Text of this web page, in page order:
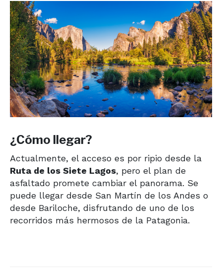
¿Cómo llegar?
Actualmente, el acceso es por ripio desde la
Ruta de los Siete Lagos, pero el plan de
asfaltado promete cambiar el panorama. Se
puede llegar desde San Martín de los Andes o
desde Bariloche, disfrutando de uno de los
recorridos más hermosos de la Patagonia.